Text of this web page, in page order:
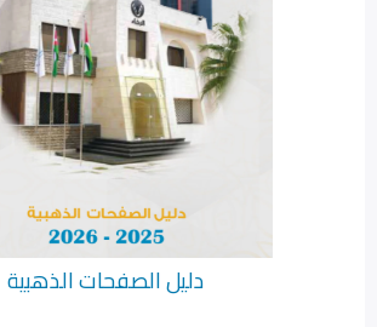
دليل الصفحات الذهبية